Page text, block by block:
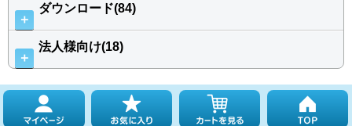
＋
ダウンロード(84)
＋
法人様向け(18)